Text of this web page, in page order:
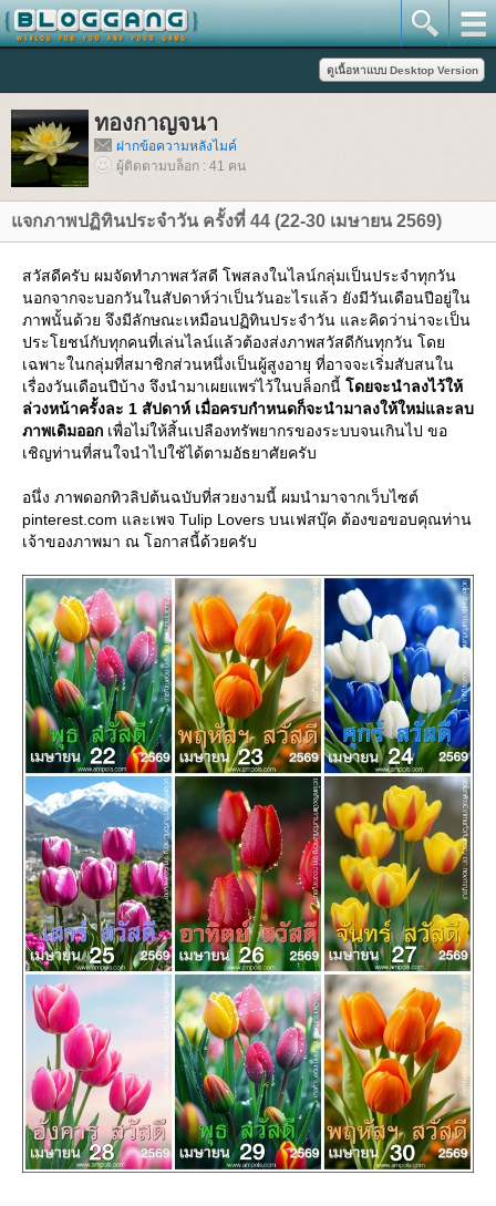
ทองกาญจนา
ฝากข้อความหลังไมค์
ผู้ติดตามบล็อก : 41 คน
จกภาพปฏิทินประจำวัน ครั้งที่ 44 (22-30 เมษายน 2569)
สวัสดีครับ ผมจัดทำภาพสวัสดี โพสลงในไลน์กลุ่มเป็นประจำทุกวัน
นอกจากจะบอกวันในสัปดาห์ว่าเป็นวันอะไรแล้ว ยังมีวันเดือนปีอยู่ใน
ภาพนั้นด้วย จึงมีลักษณะเหมือนปฏิทินประจำวัน และคิดว่าน่าจะเป็น
ประโยชน์กับทุกคนที่เล่นไลน์แล้วต้องส่งภาพสวัสดีกันทุกวัน โด
เฉพาะในกลุ่มที่สมาชิกส่วนหนึ่งเป็นผู้สูงอายุ ที่อาจจะเริ่มสับสนใน
เรื่องวันเดือนปีบ้าง จึงนำมาเผยแพร่ไว้ในบล็อกนี้ ดยจะนำลงไว้ให้
ล่วงหน้าครั้งละ 1 สัปดาห์ เมื่อครบกำหนดก็จะนำมาลงให้ใหม่และลบ
ภาพเดิมออก เพื่อไม่ให้สิ้นเปลืองทรัพยากรของระบบจนเกินไป ขอ
เชิญท่านที่สนใจนำไปใช้ได้ตามอัธยาศัยครับ
อนึ่ง ภาพดอกทิวลิปต้นฉบับที่สวยงามนี้ ผมนำมาจากเว็บไซต์
pinterest.com และเพจ Tulip Lovers บนเฟสบุ๊ค ต้องขอขอบคุณท่าน
เจ้าของภาพมา ณ โอกาสนี้ด้วยครับ